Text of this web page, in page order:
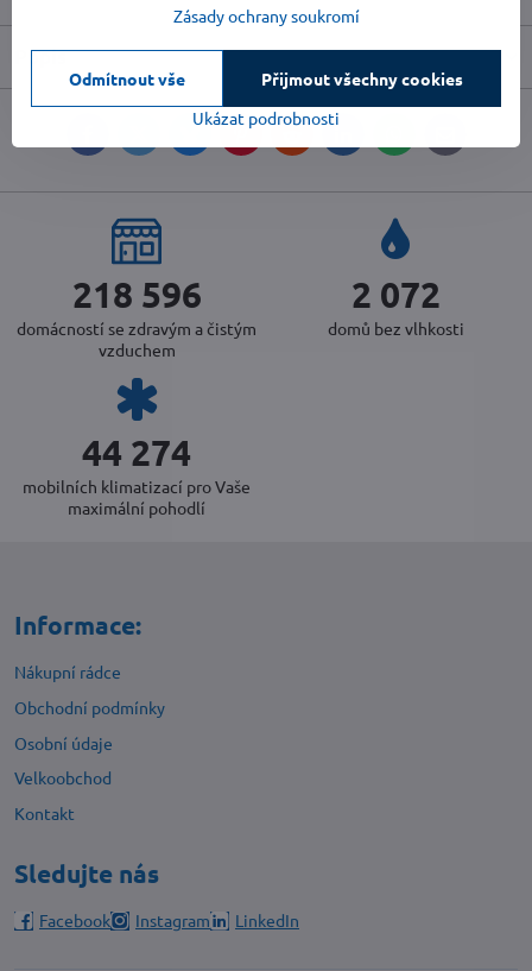
Popis
mail
234 843
domácností se zdravým a čistým
vzduchem
2 226
domů bez vlhkosti
47 728
mobilních klimatizací pro Vaše
maximální pohodlí
Informace:
Nákupní rádce
Obchodní podmínky
Osobní údaje
Velkoobchod
Kontakt
Sledujte nás
Facebook Instagram LinkedIn
Zásady ochrany soukromí
Ukázat podrobnosti
Přijmout všechny cookies
Odmítnout vše